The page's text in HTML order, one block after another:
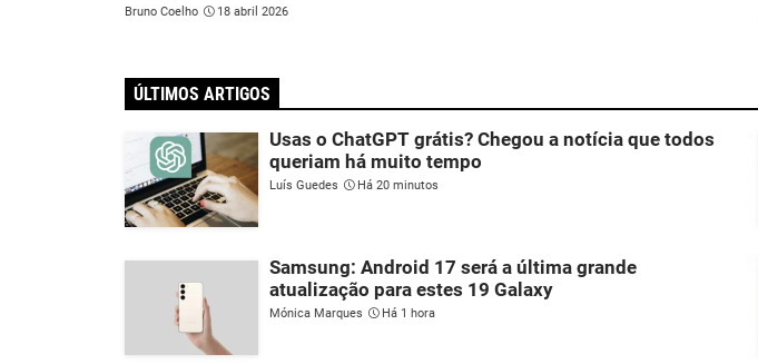
Bruno Coelho 18 abril 2026
ÚLTIMOS ARTIGOS
Usas o ChatGPT grátis? Chegou a notícia que todos
queriam há muito tempo
Luís Guedes Há 20 minutos
Samsung: Android 17 será a última grande
atualização para estes 19 Galaxy
Mónica Marques Há 1 hora